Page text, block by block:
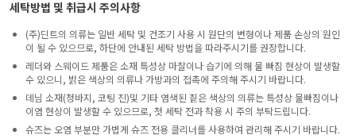
세탁방법 및 취급시 주의사항
(주)딘트의 의류는 일반 세탁 및 건조기 사용 시 원단의 변형이나 제품 손상의 원인
이 될 수 있으므로, 하단에 안내된 세탁 방법을 따라주시기를 권장합니다.
레더와 스웨이드 제품은 소재 특성상 마찰이나 습기에 의해 물 빠짐 현상이 발생할
수 있으니, 밝은 색상의 의류나 가방과의 접촉에 주의해 주시기 바랍니다.
데님 소재(청바지, 코팅 진)및 기타 염색된 짙은 색상의 의류는 특성상 물빠짐이나
이염 현상이 발생할 수 있으므로, 첫 세탁 전과 착용 시 주의 부탁드립니다.
슈즈는 오염 부분만 가볍게 슈즈 전용 클리너를 사용하여 관리해 주시기 바랍니다.